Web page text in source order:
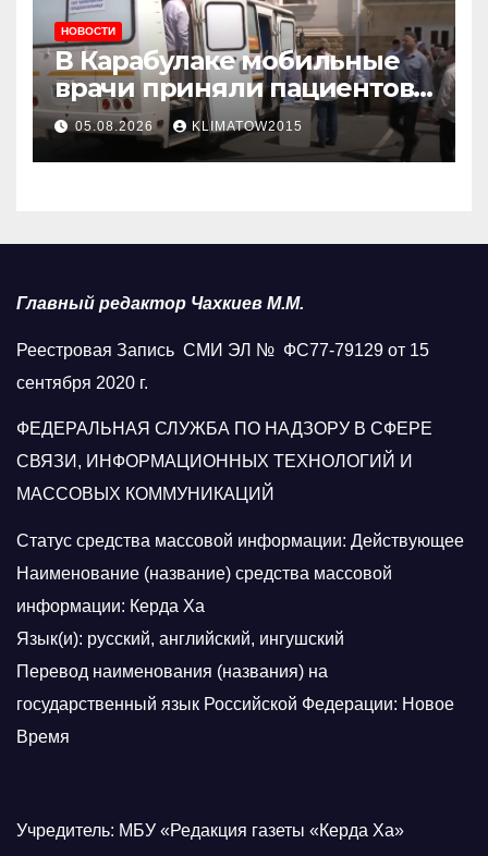
НОВОСТИ
В Карабулаке мобильные
врачи приняли пациентов
у стен мечети
05.08.2026 KLIMATOW2015
Главный редактор Чахкиев М.М.
Реестровая Запись СМИ ЭЛ № ФС77-79129 от 15
сентября 2020 г.
ФЕДЕРАЛЬНАЯ СЛУЖБА ПО НАДЗОРУ В СФЕРЕ
СВЯЗИ, ИНФОРМАЦИОННЫХ ТЕХНОЛОГИЙ И
МАССОВЫХ КОММУНИКАЦИЙ
Статус средства массовой информации: Действующее
Наименование (название) средства массовой
информации: Керда Ха
Язык(и): русский, английский, ингушский
Перевод наименования (названия) на
государственный язык Российской Федерации: Новое
Время
Учредитель: МБУ «Редакция газеты «Керда Ха»